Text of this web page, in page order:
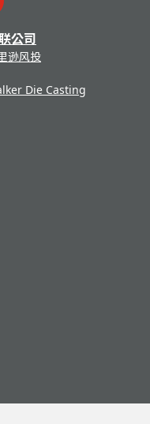
公司
逊风投
Die Casting